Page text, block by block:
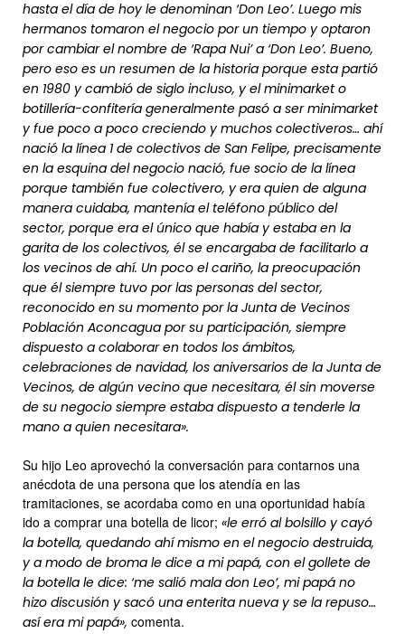
hasta el día de hoy le denominan ‘Don Leo’. Luego mis
hermanos tomaron el negocio por un tiempo y optaron
por cambiar el nombre de ‘Rapa Nui’ a ‘Don Leo’. Bueno,
pero eso es un resumen de la historia porque esta partió
en 1980 y cambió de siglo incluso, y el minimarket o
botillería-confitería generalmente pasó a ser minimarket
y fue poco a poco creciendo y muchos colectiveros… ahí
nació la línea 1 de colectivos de San Felipe, precisamente
en la esquina del negocio nació, fue socio de la línea
porque también fue colectivero, y era quien de alguna
manera cuidaba, mantenía el teléfono público del
sector, porque era el único que había y estaba en la
garita de los colectivos, él se encargaba de facilitarlo a
los vecinos de ahí. Un poco el cariño, la preocupación
que él siempre tuvo por las personas del sector,
reconocido en su momento por la Junta de Vecinos
Población Aconcagua por su participación, siempre
dispuesto a colaborar en todos los ámbitos,
celebraciones de navidad, los aniversarios de la Junta de
Vecinos, de algún vecino que necesitara, él sin moverse
de su negocio siempre estaba dispuesto a tenderle la
mano a quien necesitara».
Su hijo Leo aprovechó la conversación para contarnos una
anécdota de una persona que los atendía en las
tramitaciones, se acordaba como en una oportunidad había
ido a comprar una botella de licor; «le erró al bolsillo y cayó
la botella, quedando ahí mismo en el negocio destruida,
y a modo de broma le dice a mi papá, con el gollete de
la botella le dice: ‘me salió mala don Leo’, mi papá no
hizo discusión y sacó una enterita nueva y se la repuso…
así era mi papá», comenta.